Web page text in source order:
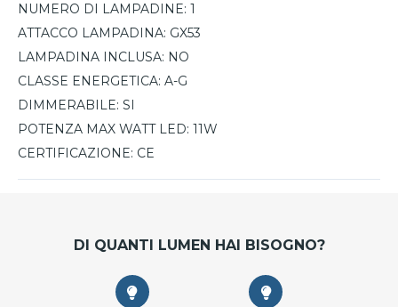
NUMERO DI LAMPADINE: 1
ATTACCO LAMPADINA: GX53
LAMPADINA INCLUSA: NO
CLASSE ENERGETICA: A-G
DIMMERABILE: SI
POTENZA MAX WATT LED: 11W
CERTIFICAZIONE: CE
DI QUANTI LUMEN HAI BISOGNO?